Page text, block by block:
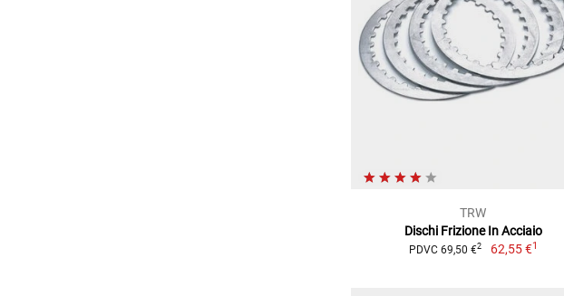
TRW
Dischi Frizione In Acciaio
PDVC 69,50 €2 62,55 €1